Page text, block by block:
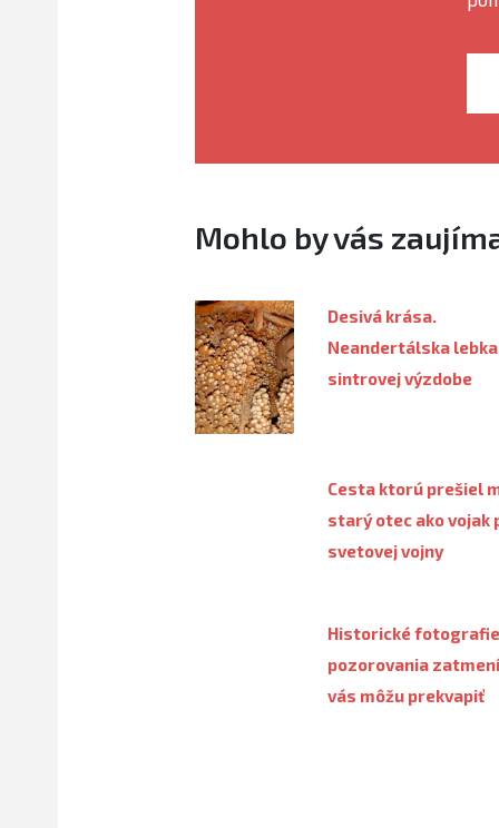
Mohlo by vás
Desivá krása.
Neandertálska
sintrovej výzdobe
Cesta ktorú prešiel
starý otec ako vojak
svetovej vojny
Historické fotografie
pozorovania
vás môžu prekvapiť